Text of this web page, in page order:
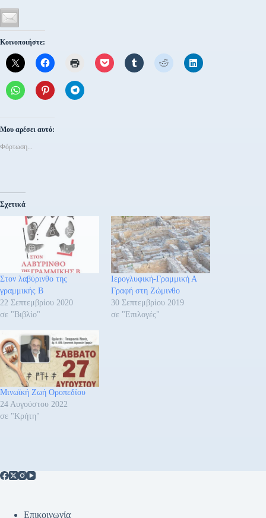
Κοινοποιήστε:
Μου αρέσει αυτό:
Φόρτωση...
Σχετικά
Στον λαβύρινθο της
γραμμικής Β
22 Σεπτεμβρίου 2020
σε "Βιβλίο"
Ιερογλυφική-Γραμμική Α
Γραφή στη Ζώμινθο
30 Σεπτεμβρίου 2019
σε "Επιλογές"
Μινωϊκή Ζωή Οροπεδίου
24 Αυγούστου 2022
σε "Κρήτη"
Επικοινωνία